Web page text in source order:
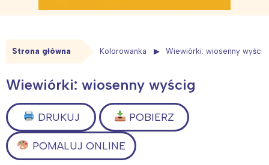
Strona główna Kolorowanka Wiewiórki: wiosenny wyścig
Wiewiórki: wiosenny wyścig
DRUKUJ POBIERZ
POMALUJ ONLINE